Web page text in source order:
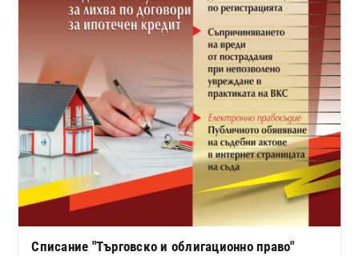
Списание "Търговско и облигационно право"